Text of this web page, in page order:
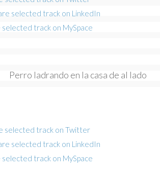
Perro ladrando en la casa de al lado